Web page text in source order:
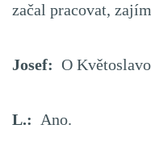
začal pracovat,
Josef: O
L.: Ano.